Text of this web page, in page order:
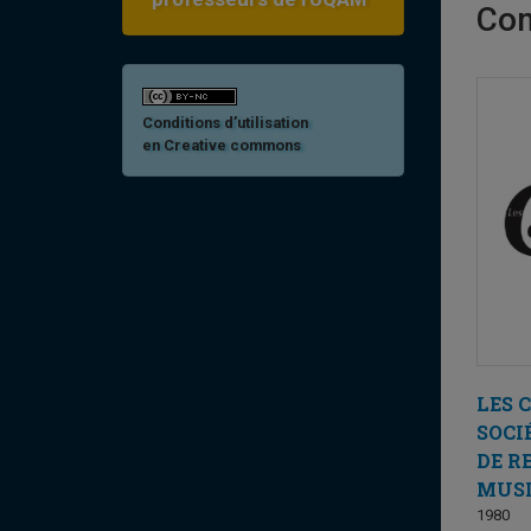
Conditions d’utilisation
en Creative commons
LES
DE
1980